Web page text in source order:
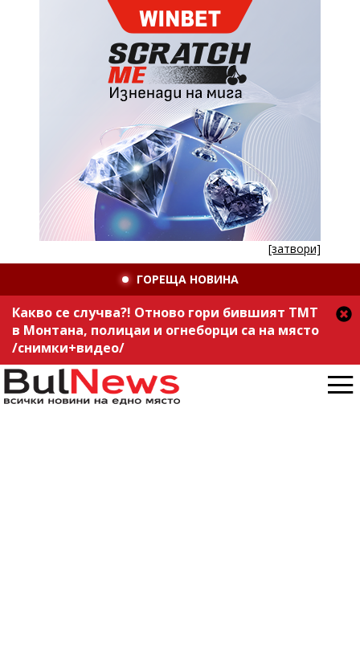
[затвори]
ГОРЕЩА НОВИНА
Какво се случва?! Отново гори бившият ТМТ
в Монтана, полицаи и огнеборци са на място
/снимки+видео/